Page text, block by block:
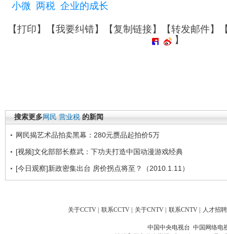
小微 两税 企业的成长
【打印】【我要纠错】【复制链接】【转发邮件】
】
搜索更多网民 营业税 的新闻
网民揭艺术品拍卖黑幕：280元赝品起拍价5万
[视频]文化部部长蔡武：下功夫打造中国动漫游戏经典
[今日观察]新政密集出台 房价拐点将至？（2010.1.11）
关于CCTV | 联系CCTV | 关于CNTV | 联系CNTV | 人才招聘
中国中央电视台 中国网络电